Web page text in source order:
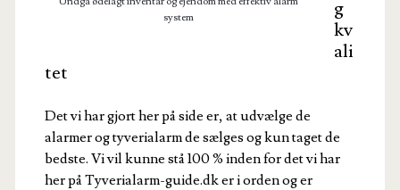
system
g
kv
ali
tet
Det vi har gjort her på side er, at udvælge de
alarmer og tyverialarm de sælges og kun taget de
bedste. Vi vil kunne stå 100 % inden for det vi har
her på Tyverialarm-guide.dk er i orden og er